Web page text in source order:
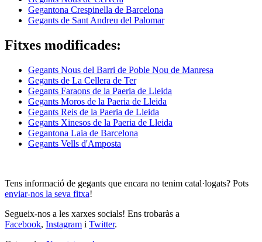
Gegantona Crespinella de Barcelona
Gegants de Sant Andreu del Palomar
Fitxes modificades:
Gegants Nous del Barri de Poble Nou de Manresa
Gegants de La Cellera de Ter
Gegants Faraons de la Paeria de Lleida
Gegants Moros de la Paeria de Lleida
Gegants Reis de la Paeria de Lleida
Gegants Xinesos de la Paeria de Lleida
Gegantona Laia de Barcelona
Gegants Vells d'Amposta
Tens informació de gegants que encara no tenim catal·logats? Pots
enviar-nos la seva fitxa!
Segueix-nos a les xarxes socials! Ens trobaràs a
Facebook, Instagram i Twitter.